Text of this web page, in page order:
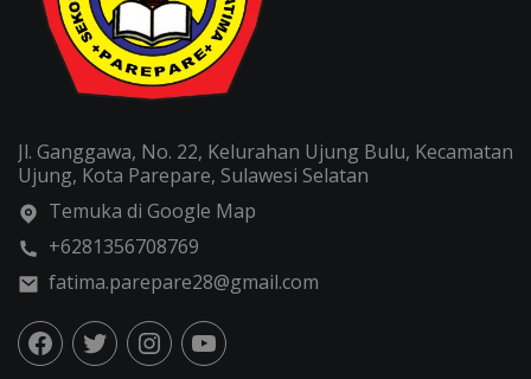
Jl. Ganggawa, No. 22, Kelurahan Ujung Bulu, Kecamatan
Ujung, Kota Parepare, Sulawesi Selatan
Temuka di Google Map
+6281356708769
fatima.parepare28@gmail.com